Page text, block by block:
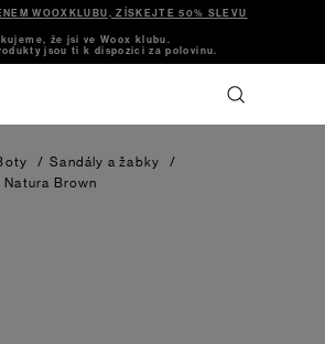
WOOXKLUBU, ZÍSKEJTE 50% SLEVU
že jsi ve Woox klubu.
jsou ti k dispozici za polovinu.
/ Sandály a žabky
/
Natura Brown